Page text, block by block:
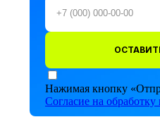
Нажимая кнопку
Согласие на